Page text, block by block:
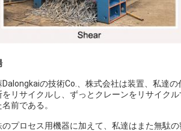
Dalongkaiの技術Co.、株式会社は装置、私達
をリサイクルし、ずっとクレーンをリサイク
前である。
のプロセス用機器に加えて、私達はまた無駄